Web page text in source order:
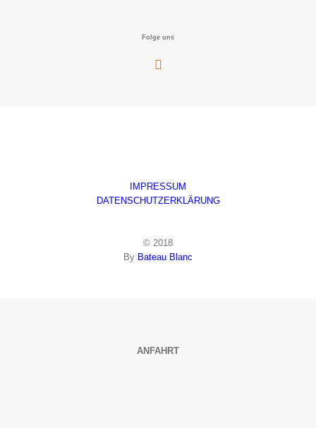
Folge uns
IMPRESSUM
DATENSCHUTZERKLÄRUNG
© 2018
By Bateau Blanc
ANFAHRT